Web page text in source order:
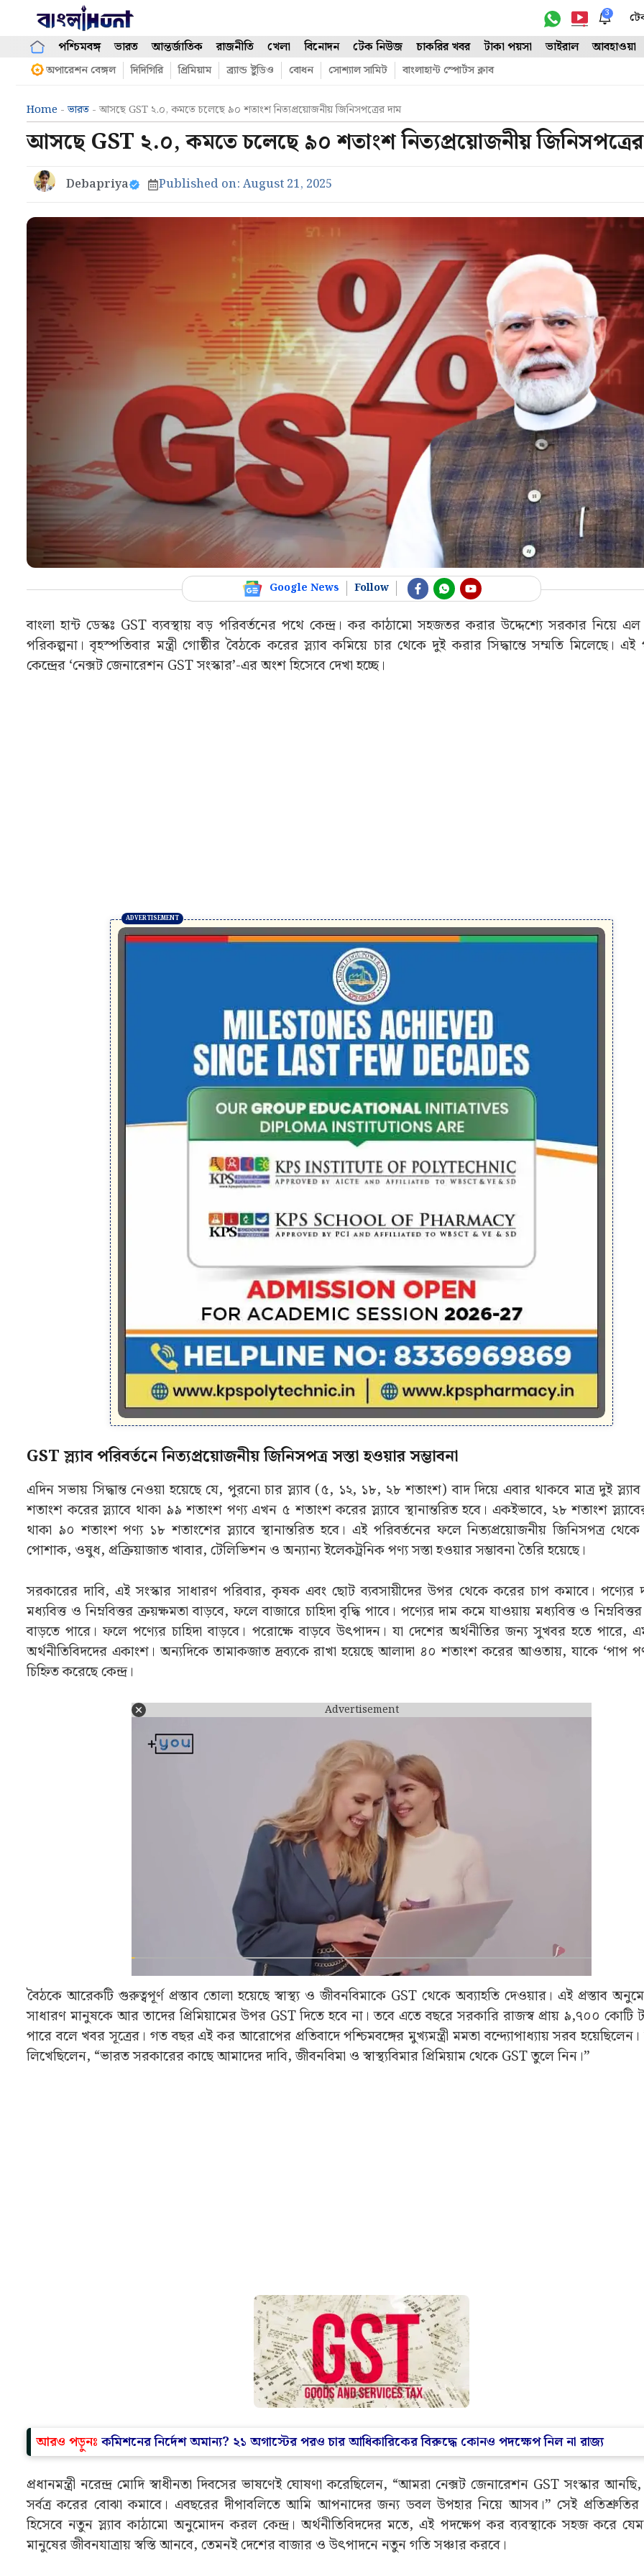
content
3
পশ্চিমবঙ্গ ভারত আন্তর্জাতিক রাজনীতি খেলা বিনোদন টেক নিউজ চাকরির খবর টাকা পয়সা ভাইরাল আবহাওয়া
অপারেশন বেঙ্গল দিদিগিরি প্রিমিয়াম ব্র্যান্ড ষ্টুডিও বোধন সোশ্যাল সামিট বাংলাহান্ট স্পোর্টস ক্লাব
Home -ভারত - আসছে GST ২.০, কমতে চলেছে ৯০ শতাংশ নিত্যপ্রয়োজনীয় জিনিসপত্রের দাম
আসছে GST ২.০, কমতে চলেছে ৯০ শতাংশ নিত্যপ্রয়োজনীয়
Debapriya Published on: August 21, 2025
Google News Follow
বাংলা হান্ট ডেস্কঃ GST ব্যবস্থায় বড় পরিবর্তনের পথে কেন্দ্র। কর কাঠামো সহজতর করার উদ্দেশ্যে সরকার নিয়ে
পরিকল্পনা। বৃহস্পতিবার মন্ত্রী গোষ্ঠীর বৈঠকে করের স্ল্যাব কমিয়ে চার থেকে দুই করার সিদ্ধান্তে সম্মতি মিলেছে।
কেন্দ্রের ‘নেক্সট জেনারেশন GST সংস্কার’-এর অংশ হিসেবে দেখা হচ্ছে।
GST স্ল্যাব পরিবর্তনে নিত্যপ্রয়োজনীয় জিনিসপত্র সস্তা হওয়ার সম্ভাবনা
এদিন সভায় সিদ্ধান্ত নেওয়া হয়েছে যে, পুরনো চার স্ল্যাব (৫, ১২, ১৮, ২৮ শতাংশ) বাদ দিয়ে এবার থাকবে মাত্র দুই
শতাংশ করের স্ল্যাবে থাকা ৯৯ শতাংশ পণ্য এখন ৫ শতাংশ করের স্ল্যাবে স্থানান্তরিত হবে। একইভাবে, ২৮ শতাংশ
থাকা ৯০ শতাংশ পণ্য ১৮ শতাংশের স্ল্যাবে স্থানান্তরিত হবে। এই পরিবর্তনের ফলে নিত্যপ্রয়োজনীয় জিনিসপত্র
পোশাক, ওষুধ, প্রক্রিয়াজাত খাবার, টেলিভিশন ও অন্যান্য ইলেকট্রনিক পণ্য সস্তা হওয়ার সম্ভাবনা তৈরি হয়েছে।
সরকারের দাবি, এই সংস্কার সাধারণ পরিবার, কৃষক এবং ছোট ব্যবসায়ীদের উপর থেকে করের চাপ কমাবে। পণ্যের
মধ্যবিত্ত ও নিম্নবিত্তর ক্রয়ক্ষমতা বাড়বে, ফলে বাজারে চাহিদা বৃদ্ধি পাবে। পণ্যের দাম কমে যাওয়ায় মধ্যবিত্ত ও
বাড়তে পারে। ফলে পণ্যের চাহিদা বাড়বে। পরোক্ষে বাড়বে উৎপাদন। যা দেশের অর্থনীতির জন্য সুখবর হতে পারে,
অর্থনীতিবিদদের একাংশ। অন্যদিকে তামাকজাত দ্রব্যকে রাখা হয়েছে আলাদা ৪০ শতাংশ করের আওতায়, যাকে ‘পাপ
চিহ্নিত করেছে কেন্দ্র।
Advertisement
বৈঠকে আরেকটি গুরুত্বপূর্ণ প্রস্তাব তোলা হয়েছে স্বাস্থ্য ও জীবনবিমাকে GST থেকে অব্যাহতি দেওয়ার। এই প্রস্তাব
সাধারণ মানুষকে আর তাদের প্রিমিয়ামের উপর GST দিতে হবে না। তবে এতে বছরে সরকারি রাজস্ব প্রায় ৯,৭০০ কোটি
পারে বলে খবর সূত্রের। গত বছর এই কর আরোপের প্রতিবাদে পশ্চিমবঙ্গের মুখ্যমন্ত্রী মমতা বন্দ্যোপাধ্যায় সরব
লিখেছিলেন, “ভারত সরকারের কাছে আমাদের দাবি, জীবনবিমা ও স্বাস্থ্যবিমার প্রিমিয়াম থেকে GST তুলে নিন।”
আরও পড়ুনঃ কমিশনের নির্দেশ অমান্য? ২১ অগাস্টের পরও চার আধিকারিকের বিরুদ্ধে কোনও পদক্ষেপ নিল না রাজ্য
প্রধানমন্ত্রী নরেন্দ্র মোদি স্বাধীনতা দিবসের ভাষণেই ঘোষণা করেছিলেন, “আমরা নেক্সট জেনারেশন GST সংস্কার
সর্বত্র করের বোঝা কমাবে। এবছরের দীপাবলিতে আমি আপনাদের জন্য ডবল উপহার নিয়ে আসব।” সেই প্রতিশ্রুতির
হিসেবে নতুন স্ল্যাব কাঠামো অনুমোদন করল কেন্দ্র। অর্থনীতিবিদদের মতে, এই পদক্ষেপ কর ব্যবস্থাকে সহজ করে
মানুষের জীবনযাত্রায় স্বস্তি আনবে, তেমনই দেশের বাজার ও উৎপাদনে নতুন গতি সঞ্চার করবে।